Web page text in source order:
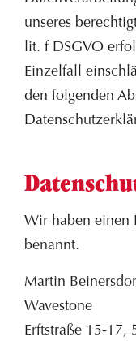
unseres
lit. f DSGVO
Einzelfall
den folgenden
Wir haben einen
benannt.
Martin
Wavestone
Erftstraße 15-17,